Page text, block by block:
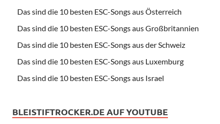
Das sind die 10 besten ESC-Songs aus Österreich
Das sind die 10 besten ESC-Songs aus Großbritannien
Das sind die 10 besten ESC-Songs aus der Schweiz
Das sind die 10 besten ESC-Songs aus Luxemburg
Das sind die 10 besten ESC-Songs aus Israel
BLEISTIFTROCKER.DE AUF YOUTUBE